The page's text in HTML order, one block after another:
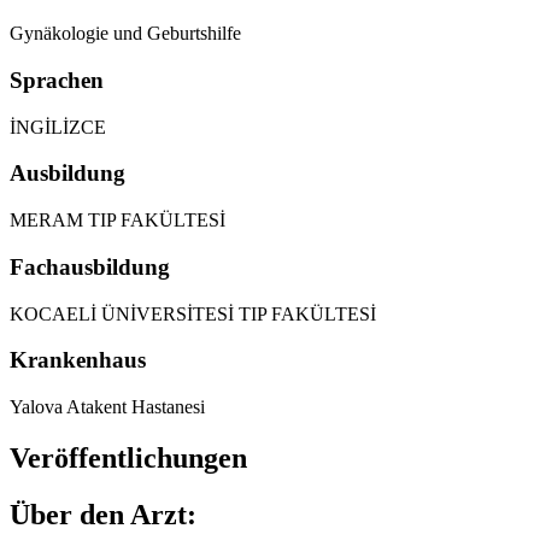
Gynäkologie und Geburtshilfe
Sprachen
İNGİLİZCE
Ausbildung
MERAM TIP FAKÜLTESİ
Fachausbildung
KOCAELİ ÜNİVERSİTESİ TIP FAKÜLTESİ
Krankenhaus
Yalova Atakent Hastanesi
Veröffentlichungen
Über den Arzt: